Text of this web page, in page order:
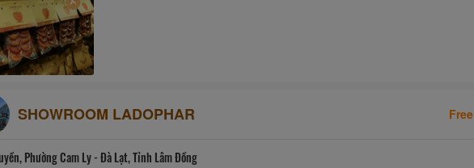
SHOWROOM LADOPHAR Free
Phường Cam Ly - Đà Lạt, Tỉnh Lâm Đồng